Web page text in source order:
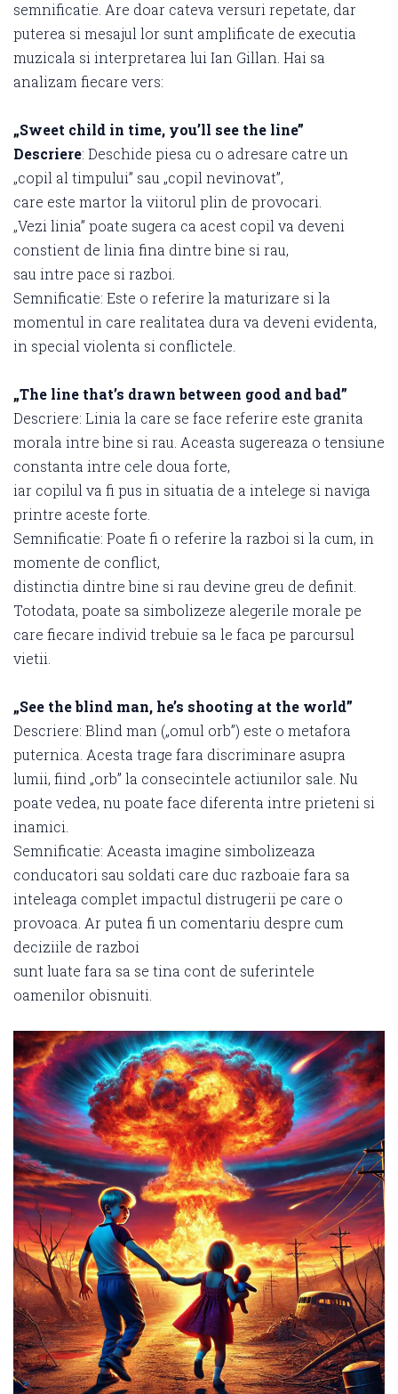
semnificatie. Are doar cateva versuri repetate, dar
puterea si mesajul lor sunt amplificate de executia
muzicala si interpretarea lui Ian Gillan. Hai sa
analizam fiecare vers:
„Sweet child in time, you’ll see the line”
Descriere: Deschide piesa cu o adresare catre un
„copil al timpului” sau „copil nevinovat”,
care este martor la viitorul plin de provocari.
„Vezi linia” poate sugera ca acest copil va deveni
constient de linia fina dintre bine si rau,
sau intre pace si razboi.
Semnificatie: Este o referire la maturizare si la
momentul in care realitatea dura va deveni evidenta,
in special violenta si conflictele.
„The line that’s drawn between good and bad”
Descriere: Linia la care se face referire este granita
morala intre bine si rau. Aceasta sugereaza o tensiune
constanta intre cele doua forte,
iar copilul va fi pus in situatia de a intelege si naviga
printre aceste forte.
Semnificatie: Poate fi o referire la razboi si la cum, in
momente de conflict,
distinctia dintre bine si rau devine greu de definit.
Totodata, poate sa simbolizeze alegerile morale pe
care fiecare individ trebuie sa le faca pe parcursul
vietii.
„See the blind man, he’s shooting at the world”
Descriere: Blind man („omul orb”) este o metafora
puternica. Acesta trage fara discriminare asupra
lumii, fiind „orb” la consecintele actiunilor sale. Nu
poate vedea, nu poate face diferenta intre prieteni si
inamici.
Semnificatie: Aceasta imagine simbolizeaza
conducatori sau soldati care duc razboaie fara sa
inteleaga complet impactul distrugerii pe care o
provoaca. Ar putea fi un comentariu despre cum
deciziile de razboi
sunt luate fara sa se tina cont de suferintele
oamenilor obisnuiti.